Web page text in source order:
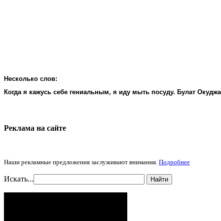
Несколько слов:
Когда я кажусь себе гениальным, я иду мыть посуду. Булат
Реклама на cайте
Наши рекламные предложения заслуживают внимания. Подробнее
Искать... Найти